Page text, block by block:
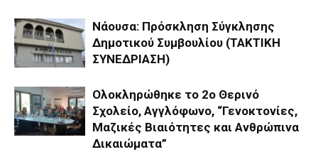
Νάουσα: Πρόσκληση Σύγκλησης
Δημοτικού Συμβουλίου (ΤΑΚΤΙΚΗ
ΣΥΝΕΔΡΙΑΣΗ)
Ολοκληρώθηκε το 2ο Θερινό
Σχολείο, Αγγλόφωνο, “Γενοκτονίες,
Μαζικές Βιαιότητες και Ανθρώπινα
Δικαιώματα”